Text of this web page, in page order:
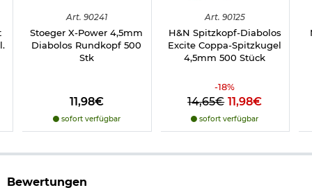
Art. 90241
Stoeger X-Power 4,5mm
Diabolos Rundkopf 500
Stk
11,98€
sofort verfügbar
Art. 90125
H&N Spitzkopf-Diabolos
Excite Coppa-Spitzkugel
4,5mm 500 Stück
-18%
14,65€ 11,98€
sofort verfügbar
Bewertungen